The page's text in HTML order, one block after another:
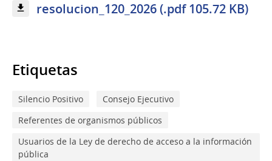
resolucion_120_2026 (.pdf 105.72 KB)
Etiquetas
Silencio Positivo
Consejo Ejecutivo
Referentes de organismos públicos
Usuarios de la Ley de derecho de acceso a la información
pública